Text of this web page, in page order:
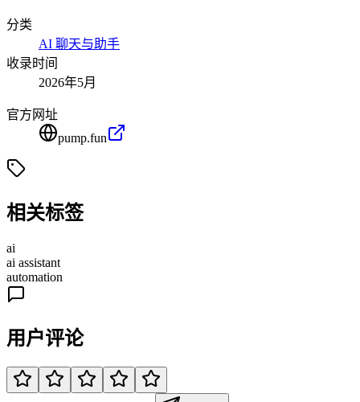
分类
AI 聊天与助手
收录时间
2026年5月
官方网址
pump.fun
相关标签
ai
ai assistant
automation
用户评论